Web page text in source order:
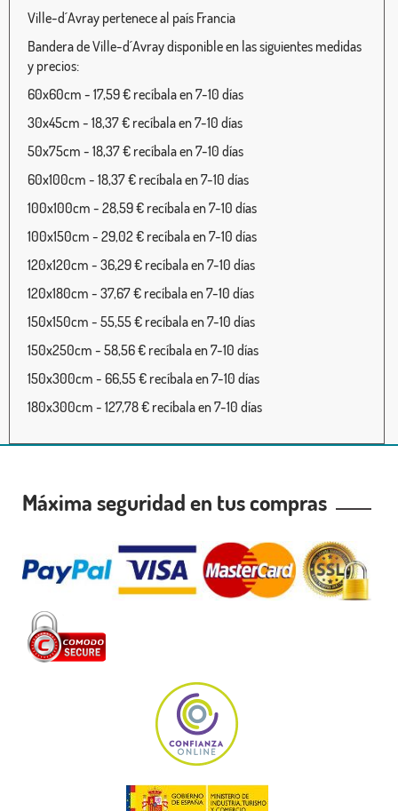
Ville-d´Avray pertenece al país Francia
Bandera de Ville-d´Avray disponible en las siguientes medidas
y precios:
60x60cm - 17,59 € recíbala en 7-10 días
30x45cm - 18,37 € recíbala en 7-10 días
50x75cm - 18,37 € recíbala en 7-10 días
60x100cm - 18,37 € recíbala en 7-10 días
100x100cm - 28,59 € recíbala en 7-10 días
100x150cm - 29,02 € recíbala en 7-10 días
120x120cm - 36,29 € recíbala en 7-10 días
120x180cm - 37,67 € recíbala en 7-10 días
150x150cm - 55,55 € recíbala en 7-10 días
150x250cm - 58,56 € recíbala en 7-10 días
150x300cm - 66,55 € recíbala en 7-10 días
180x300cm - 127,78 € recíbala en 7-10 días
Máxima seguridad en tus compras